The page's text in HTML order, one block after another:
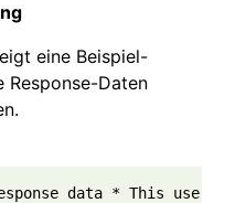
eine Beispiel-
Response-Daten
data * This